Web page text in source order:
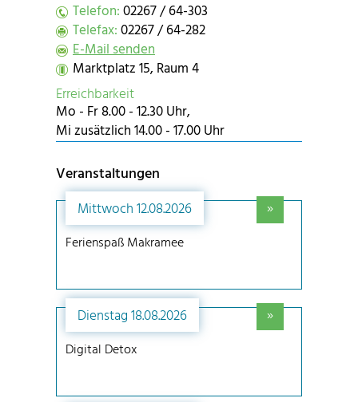
Telefon:02267 / 64-303
Telefax:02267 / 64-282
E-Mail senden
Marktplatz 15, Raum 4
Erreichbarkeit
Mo - Fr 8.00 - 12.30 Uhr,
Mi zusätzlich 14.00 - 17.00 Uhr
Veranstaltungen
Mittwoch 12.08.2026
Ferienspaß Makramee
»
Dienstag 18.08.2026
Digital Detox
»